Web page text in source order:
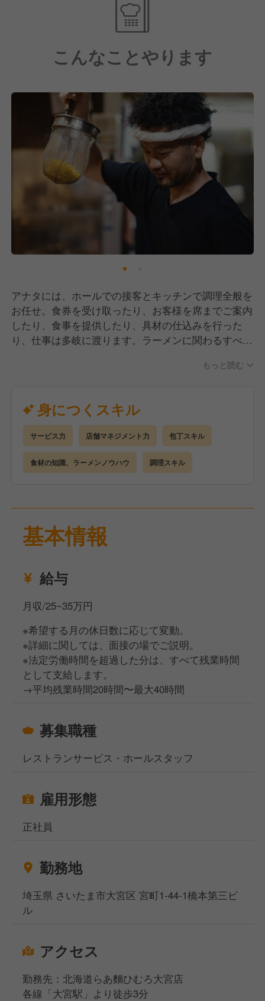
こんなことやります
アナタには、ホールでの接客とキッチンで調理全般を
お任せ。食券を受け取ったり、お客様を席までご案内
したり、食事を提供したり、具材の仕込みを行った
り、仕事は多岐に渡ります。ラーメンに関わるすべて
もっと読む
身につくスキル
サービス力 店舗マネジメント力 包丁スキル
食材の知識、ラーメンノウハウ 調理スキル
基本情報
給与
月収/25~35万円
※希望する月の休日数に応じて変動。
※詳細に関しては、面接の場でご説明。
※法定労働時間を超過した分は、すべて残業時間
として支給します。
→平均残業時間20時間〜最大40時間
募集職種
レストランサービス・ホールスタッフ
雇用形態
正社員
勤務地
埼玉県 さいたま市大宮区 宮町1-44-1橋本第三ビ
ル
アクセス
勤務先：北海道らあ麵ひむろ大宮店
各線「大宮駅」より徒歩3分